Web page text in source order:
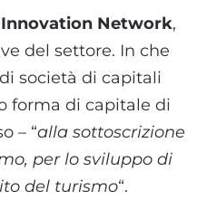
Innovation Network,
del settore. In che
società di capitali
forma di capitale di
– “alla sottoscrizione
per lo sviluppo di
del turismo“.